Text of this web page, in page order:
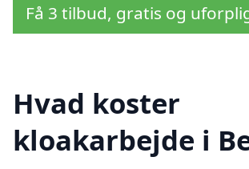
Få 3 tilbud, gratis og
Hvad koster
kloakarbejde i